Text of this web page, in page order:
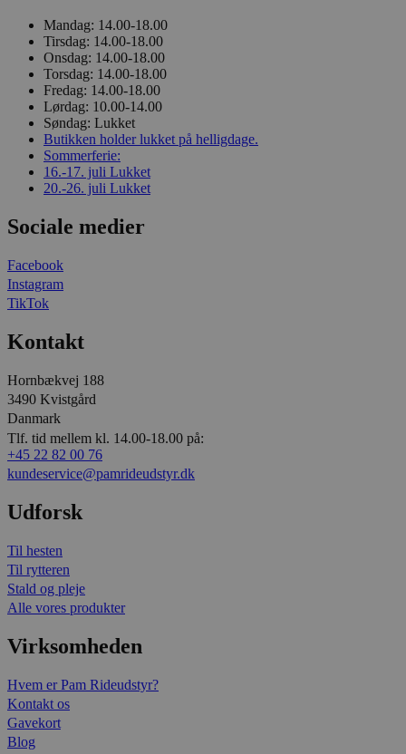
Mandag: 14.00-18.00
Tirsdag: 14.00-18.00
Onsdag: 14.00-18.00
Torsdag: 14.00-18.00
Fredag: 14.00-18.00
Lørdag: 10.00-14.00
Søndag: Lukket
Butikken holder lukket på helligdage.
Sommerferie:
16.-17. juli Lukket
20.-26. juli Lukket
Sociale medier
Facebook
Instagram
TikTok
Kontakt
Hornbækvej 188
3490 Kvistgård
Danmark
Tlf. tid mellem kl. 14.00-18.00 på:
+45 22 82 00 76
kundeservice@pamrideudstyr.dk
Udforsk
Til hesten
Til rytteren
Stald og pleje
Alle vores produkter
Virksomheden
Hvem er Pam Rideudstyr?
Kontakt os
Gavekort
Blog